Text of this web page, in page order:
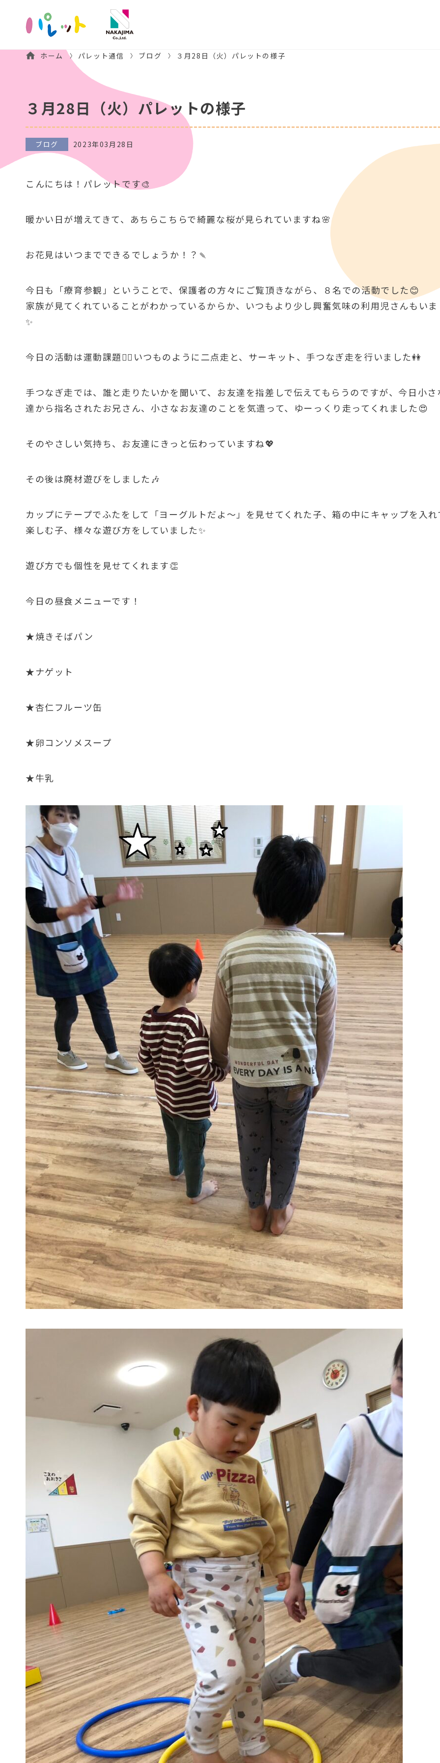
ホーム パレット通信 ブログ ３月28日（火）パレットの様子
３月28日（火）パレットの様子
ブログ 2023年03月28日
こんにちは！パレットです🎨
暖かい日が増えてきて、あちらこちらで綺麗な桜が見られていますね🌸
お花見はいつまでできるでしょうか！？🍡
今日も「療育参観」ということで、保護者の方々にご覧頂きながら、８名での活動でした😊
家族が見てくれていることがわかっているからか、いつもより少し興奮気味の利用児さんもい
✨
今日の活動は運動課題🏃‍♂️いつものように二点走と、サーキット、手つなぎ走を行いました👭
手つなぎ走では、誰と走りたいかを聞いて、お友達を指差しで伝えてもらうのですが、今日小さ
達から指名されたお兄さん、小さなお友達のことを気遣って、ゆーっくり走ってくれました😍
そのやさしい気持ち、お友達にきっと伝わっていますね💖
その後は廃材遊びをしました🎶
カップにテープでふたをして「ヨーグルトだよ～」を見せてくれた子、箱の中にキャップを入
楽しむ子、様々な遊び方をしていました✨
遊び方でも個性を見せてくれます👏
今日の昼食メニューです！
★焼きそばパン
★ナゲット
★杏仁フルーツ缶
★卵コンソメスープ
★牛乳